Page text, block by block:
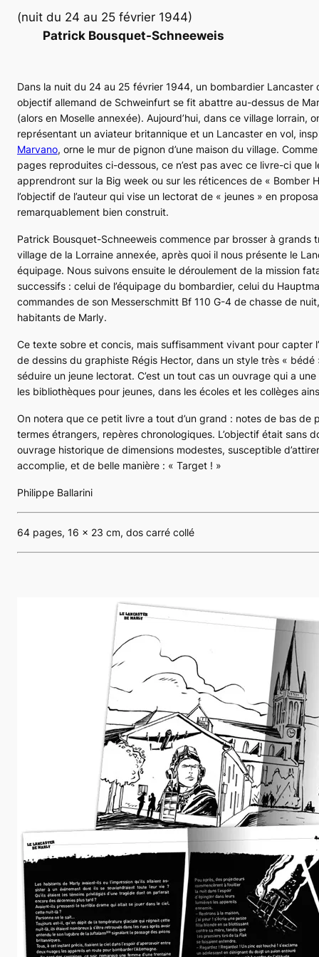
(nuit du 24 au 25 février 1944)
Patrick Bousquet-Schneeweis
Dans la nuit du 24 au 25 février 1944, un bombardier Lancaster
objectif allemand de Schweinfurt se fit abattre au-dessus de
(alors en Moselle annexée). Aujourd’hui, dans ce village lorrain,
représentant un aviateur britannique et un Lancaster en vol,
Marvano, orne le mur de pignon d’une maison du village.
pages reproduites ci-dessous, ce n’est pas avec ce livre-ci que
apprendront sur la Big week ou sur les réticences de « Bomber
l’objectif de l’auteur qui vise un lectorat de « jeunes » en
remarquablement bien construit.
Patrick Bousquet-Schneeweis commence par brosser à grands
village de la Lorraine annexée, après quoi il nous présente le
équipage. Nous suivons ensuite le déroulement de la mission
successifs : celui de l’équipage du bombardier, celui du
commandes de son Messerschmitt Bf 110 G-4 de chasse de
habitants de Marly.
Ce texte sobre et concis, mais suffisamment vivant pour capter
de dessins du graphiste Régis Hector, dans un style très « bédé
séduire un jeune lectorat. C’est un tout cas un ouvrage qui a
les bibliothèques pour jeunes, dans les écoles et les collèges
On notera que ce petit livre a tout d’un grand : notes de bas de
termes étrangers, repères chronologiques. L’objectif était sans
ouvrage historique de dimensions modestes, susceptible
accomplie, et de belle manière : « Target ! »
Philippe Ballarini
64 pages, 16 x 23 cm, dos carré collé